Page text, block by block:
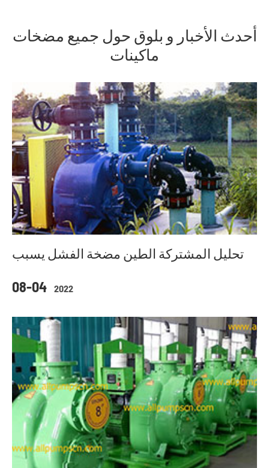
أحدث الأخبار و بلوق حول جميع مضخات
ماكينات
08-04 2022
تحليل المشتركة الطين مضخة الفشل يسبب